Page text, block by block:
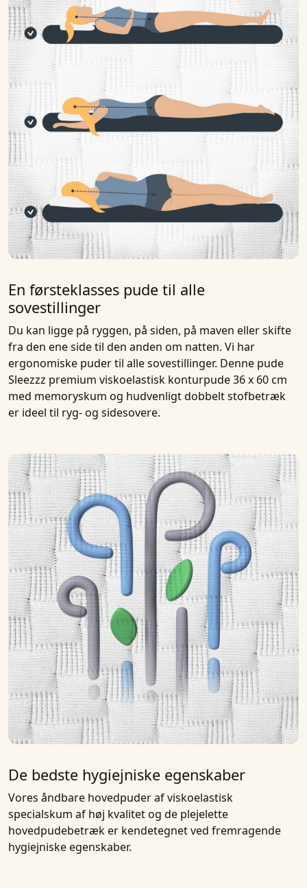
En førsteklasses pude til alle
sovestillinger
Du kan ligge på ryggen, på siden, på maven eller skifte
fra den ene side til den anden om natten. Vi har
ergonomiske puder til alle sovestillinger. Denne pude
Sleezzz premium viskoelastisk konturpude 36 x 60 cm
med memoryskum og hudvenligt dobbelt stofbetræk
er ideel til ryg- og sidesovere.
De bedste hygiejniske egenskaber
Vores åndbare hovedpuderafviskoelastisk
specialskum af høj kvalitet og de plejelette
hovedpudebetræker kendetegnet ved fremragende
hygiejniske egenskaber.